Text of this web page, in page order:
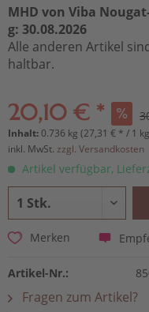
MHD von Viba
g: 30.08.2026
Alle anderen Artikel
haltbar.
20,10 € *
Inhalt:0.736 kg (27,31 € * / 1
inkl. MwSt. zzgl. Versandkosten
Artikel verfügbar,
Merken
Artikel-Nr.:
Fragen zum Artikel?